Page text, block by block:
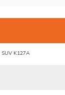
SUV K127A